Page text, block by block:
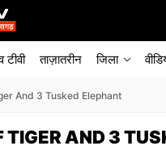
टीवी ताज़ातरीन जिला
And 3 Tusked Elephant
TIGER AND 3